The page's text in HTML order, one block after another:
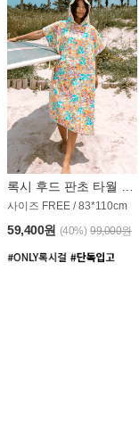
사이즈 FREE / 83*110cm
59,400원 (40%) 99,000원